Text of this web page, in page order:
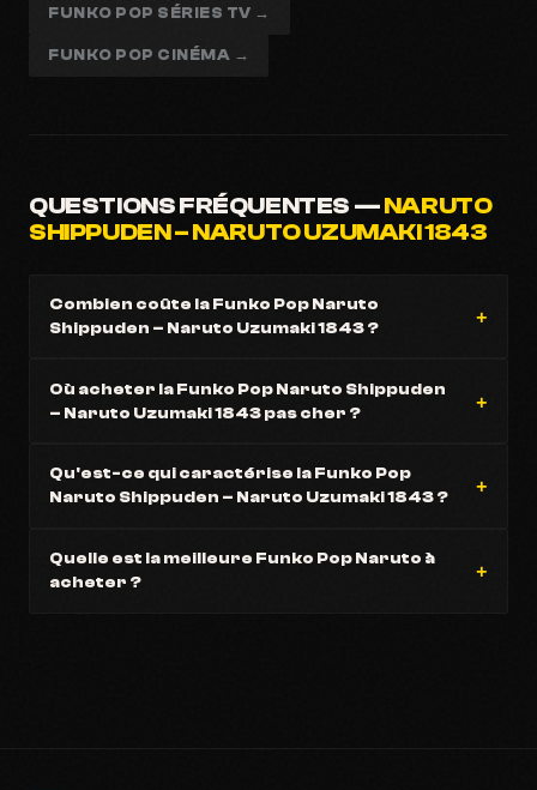
FUNKO POP SÉRIES TV →
FUNKO POP CINÉMA →
QUESTIONS FRÉQUENTES —NARUTO
SHIPPUDEN – NARUTO UZUMAKI 1843
Combien coûte la Funko Pop Naruto
Shippuden – Naruto Uzumaki 1843 ?
Où acheter la Funko Pop Naruto Shippuden
– Naruto Uzumaki 1843 pas cher ?
Qu'est-ce qui caractérise la Funko Pop
Naruto Shippuden – Naruto Uzumaki 1843 ?
Quelle est la meilleure Funko Pop Naruto à
acheter ?